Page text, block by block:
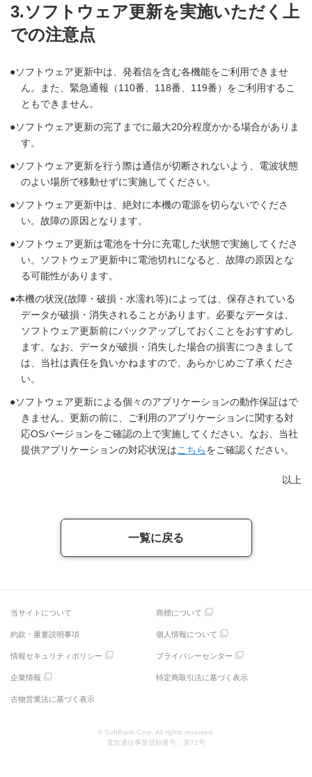
3.ソフトウェア更新を実施いただく上
での注意点
ソフトウェア更新中は、発着信を含む各機能をご利用できませ
ん。また、緊急通報（110番、118番、119番）をご利用するこ
ともできません。
ソフトウェア更新の完了までに最大20分程度かかる場合がありま
す。
ソフトウェア更新を行う際は通信が切断されないよう、電波状態
のよい場所で移動せずに実施してください。
ソフトウェア更新中は、絶対に本機の電源を切らないでくださ
い。故障の原因となります。
ソフトウェア更新は電池を十分に充電した状態で実施してくださ
い。ソフトウェア更新中に電池切れになると、故障の原因とな
る可能性があります。
本機の状況(故障・破損・水濡れ等)によっては、保存されている
データが破損・消失されることがあります。必要なデータは、
ソフトウェア更新前にバックアップしておくことをおすすめし
ます。なお、データが破損・消失した場合の損害につきまして
は、当社は責任を負いかねますので、あらかじめご了承くださ
い。
ソフトウェア更新による個々のアプリケーションの動作保証はで
きません。更新の前に、ご利用のアプリケーションに関する対
応OSバージョンをご確認の上で実施してください。なお、当社
提供アプリケーションの対応状況はこちらをご確認ください。
以上
一覧に戻る
当サイトについて 商標について
約款・重要説明事項 個人情報について
情報セキュリティポリシー プライバシーセンター
企業情報 特定商取引法に基づく表示
古物営業法に基づく表示
© SoftBank Corp. All rights reserved.
電気通信事業登録番号：第72号